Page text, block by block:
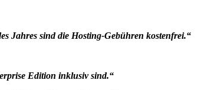
Jahres sind die Hosting-Gebühren kostenfrei.“
Edition inklusiv sind.“